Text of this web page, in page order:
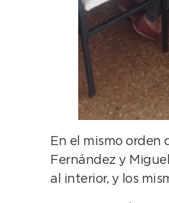
En el mismo orden
Fernández y
al interior, y los